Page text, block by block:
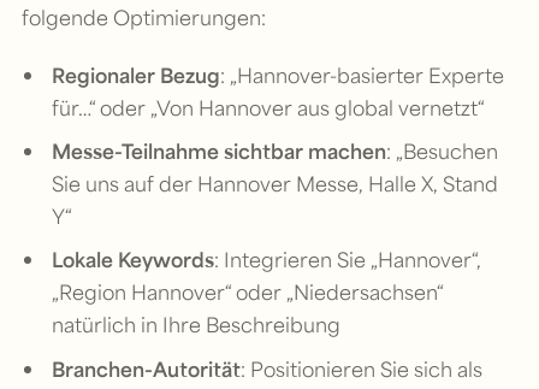
folgende Optimierungen:
Regionaler Bezug: „Hannover-basierter Experte
für…“ oder „Von Hannover aus global vernetzt“
Messe-Teilnahme sichtbar machen: „Besuchen
Sie uns auf der Hannover Messe, Halle X, Stand
Y“
Lokale Keywords: Integrieren Sie „Hannover“,
„Region Hannover“ oder „Niedersachsen“
natürlich in Ihre Beschreibung
Branchen-Autorität: Positionieren Sie sich als